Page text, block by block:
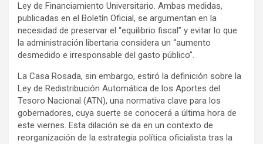
Ley de Financiamiento Universitario. Ambas medidas,
publicadas en el Boletín Oficial, se argumentan en la
necesidad de preservar el “equilibrio fiscal” y evitar lo que
la administración libertaria considera un “aumento
desmedido e irresponsable del gasto público”.
La Casa Rosada, sin embargo, estiró la definición sobre la
Ley de Redistribución Automática de los Aportes del
Tesoro Nacional (ATN), una normativa clave para los
gobernadores, cuya suerte se conocerá a última hora de
este viernes. Esta dilación se da en un contexto de
reorganización de la estrategia política oficialista tras la